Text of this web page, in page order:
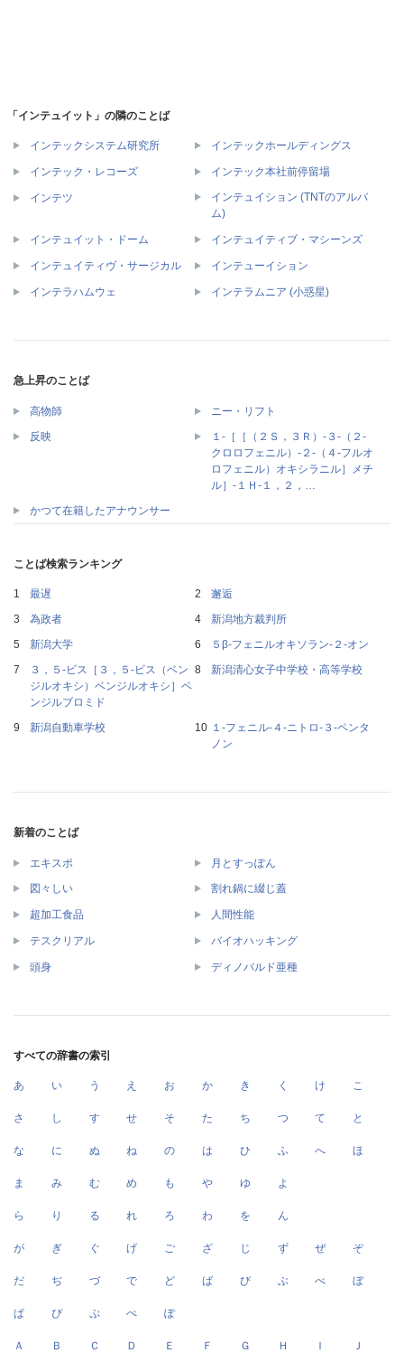
「インテュイット」の隣のことば
インテックシステム研究所 インテックホールディングス
インテック・レコーズ インテック本社前停留場
インテツ
インテュイション (TNTのアルバ
ム)
インテュイット・ドーム インテュイティブ・マシーンズ
インテュイティヴ・サージカル インテューイション
インテラハムウェ インテラムニア (小惑星)
急上昇のことば
高物師 ニー・リフト
反映
１‐［［（２Ｓ，３Ｒ）‐３‐（２‐
クロロフェニル）‐２‐（４‐フルオ
ロフェニル）オキシラニル］メチ
ル］‐１Ｈ‐１，２，…
かつて在籍したアナウンサー
ことば検索ランキング
最遅
邂逅
為政者
新潟地方裁判所
新潟大学
５β‐フェニルオキソラン‐２‐オン
３，５‐ビス［３，５‐ビス（ベン
ジルオキシ）ベンジルオキシ］ベ
ンジルブロミド
新潟清心女子中学校・高等学校
新潟自動車学校
１‐フェニル‐４‐ニトロ‐３‐ペンタ
ノン
新着のことば
エキスポ 月とすっぽん
図々しい 割れ鍋に綴じ蓋
超加工食品 人間性能
テスクリアル バイオハッキング
頭身 ディノバルド亜種
すべての辞書の索引
あ い う え お か き く け こ
さ し す せ そ た ち つ て と
な に ぬ ね の は ひ ふ へ ほ
ま み む め も や ゆ よ
ら り る れ ろ わ を ん
が ぎ ぐ げ ご ざ じ ず ぜ ぞ
だ ぢ づ で ど ば び ぶ べ ぼ
ぱ ぴ ぷ ぺ ぽ
Ａ Ｂ Ｃ Ｄ Ｅ Ｆ Ｇ Ｈ Ｉ Ｊ